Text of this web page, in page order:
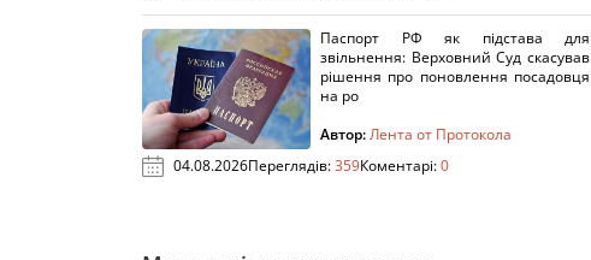
Паспорт РФ як підстава для
звільнення: Верховний Суд скасував
рішення про поновлення посадовця
на ро
Автор:Лента от Протокола
04.08.2026Переглядів:359Коментарі:0